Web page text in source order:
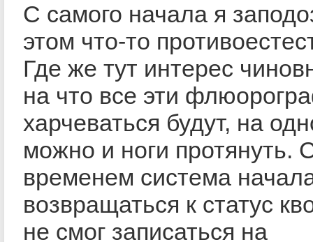
С самого начала я
этом что-то
Где же тут интерес
на что все эти
харчеваться будут, на
можно и ноги протянуть.
временем система
возвращаться к статус
не смог записаться на